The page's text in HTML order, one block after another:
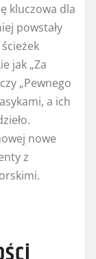
kluczowa dla
powstały
jak „Za
„Pewnego
a ich
nowe
z